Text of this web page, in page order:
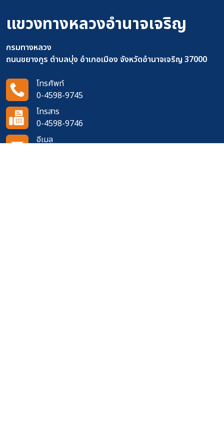
แขวงทางหลวงอำนาจเจริญ
กรมทางหลวง
ถนนชยางกูร ตำบลบุ่ง อำเภอเมือง จังหวัดอำนาจเจริญ 37000
โทรศัพท์
0-4598-9745
โทรสาร
0-4598-9746
อีเมล